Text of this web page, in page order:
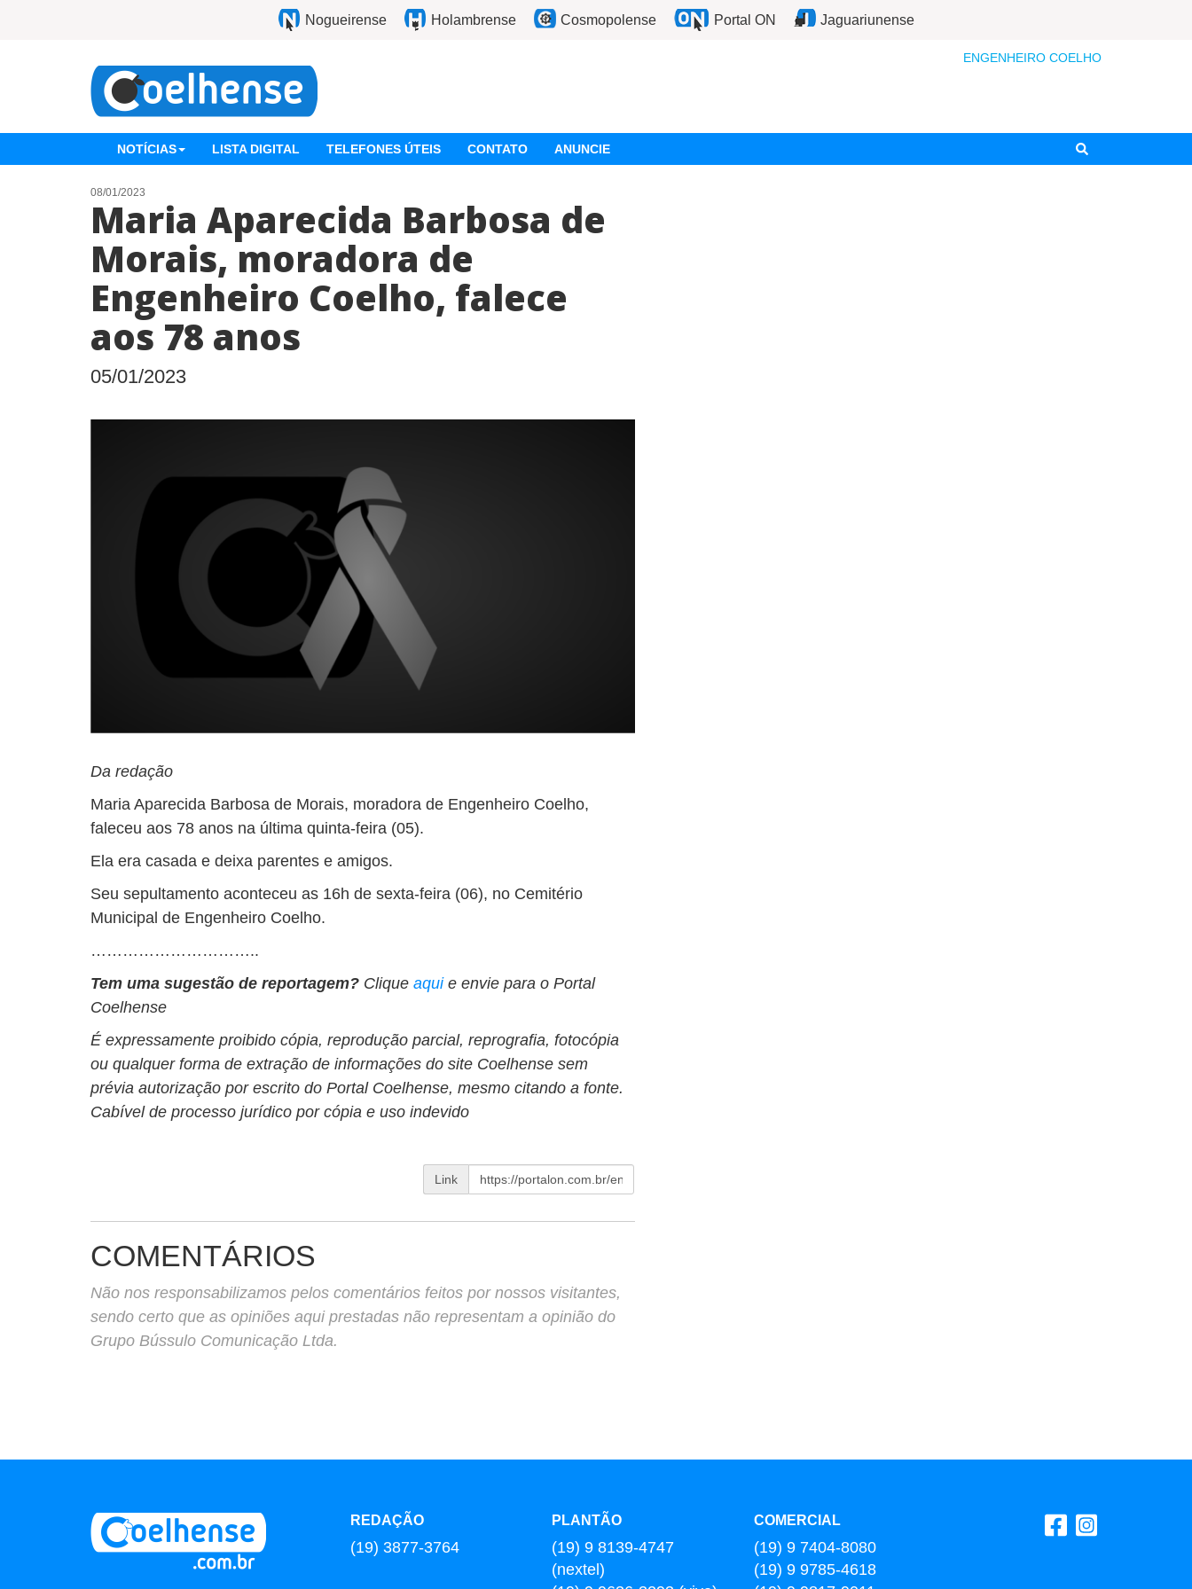
Nogueirense Holambrense Cosmopolense Portal ON Jaguariunense
ENGENHEIRO COELHO
NOTÍCIAS LISTA DIGITAL TELEFONES ÚTEIS CONTATO ANUNCIE
08/01/2023
Maria Aparecida Barbosa de
Morais, moradora de
Engenheiro Coelho, falece
aos 78 anos
05/01/2023
Da redação
Maria Aparecida Barbosa de Morais, moradora de Engenheiro Coelho,
faleceu aos 78 anos na última quinta-feira (05).
Ela era casada e deixa parentes e amigos.
Seu sepultamento aconteceu as 16h de sexta-feira (06), no Cemitério
Municipal de Engenheiro Coelho.
…………………………..
Tem uma sugestão de reportagem? Clique aqui e envie para o Portal
Coelhense
É expressamente proibido cópia, reprodução parcial, reprografia, fotocópia
ou qualquer forma de extração de informações do site Coelhense sem
prévia autorização por escrito do Portal Coelhense, mesmo citando a fonte.
Cabível de processo jurídico por cópia e uso indevido
Link
COMENTÁRIOS
Não nos responsabilizamos pelos comentários feitos por nossos visitantes,
sendo certo que as opiniões aqui prestadas não representam a opinião do
Grupo Bússulo Comunicação Ltda.
REDAÇÃO
(19) 3877-3764
PLANTÃO
(19) 9 8139-4747
(nextel)
COMERCIAL
(19) 9 7404-8080
(19) 9 9785-4618